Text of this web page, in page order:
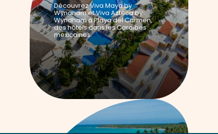
Découvrez Viva Maya by
Wyndham et Viva Azteca by
Wyndham à Playa del Carmen,
des hôtels dans les Caraïbes
mexicaines.